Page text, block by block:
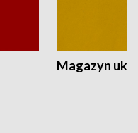
Magazyn